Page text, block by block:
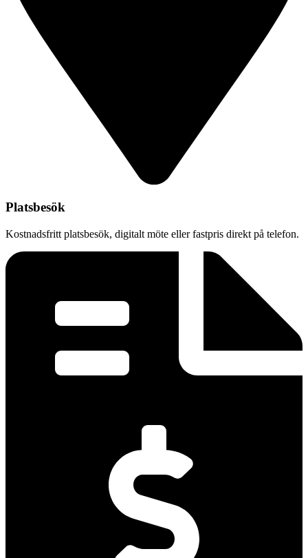
Platsbesök
Kostnadsfritt platsbesök, digitalt möte eller fastpris direkt på telefon.